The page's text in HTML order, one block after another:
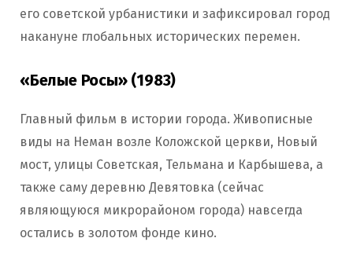
его советской урбанистики и зафиксировал город
накануне глобальных исторических перемен.
«Белые Росы» (1983)
Главный фильм в истории города. Живописные
виды на Неман возле Коложской церкви, Новый
мост, улицы Советская, Тельмана и Карбышева, а
также саму деревню Девятовка (сейчас
являющуюся микрорайоном города) навсегда
остались в золотом фонде кино.